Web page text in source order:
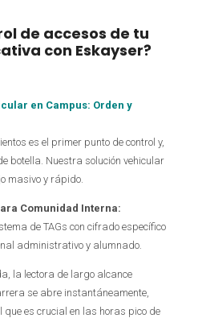
de accesos de tu
con Eskayser?
en Campus: Orden y
es el primer punto de control y,
botella. Nuestra solución vehicular
masivo y rápido.
Comunidad Interna:
de TAGs con cifrado específico
administrativo y alumnado.
la lectora de largo alcance
se abre instantáneamente,
es crucial en las horas pico de